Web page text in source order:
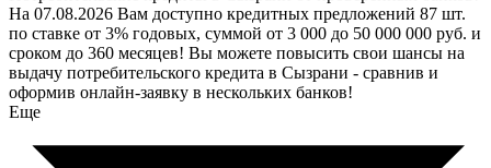
На 07.08.2026 Вам доступно кредитных предложений 87 шт.
по ставке от 3% годовых, суммой от 3 000 до 50 000 000 руб. и
сроком до 360 месяцев! Вы можете повысить свои шансы на
выдачу потребительского кредита в Сызрани - сравнив и
оформив онлайн-заявку в нескольких банков!
Еще